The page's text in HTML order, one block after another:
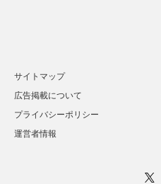
サイトマップ
広告掲載について
プライバシーポリシー
運営者情報